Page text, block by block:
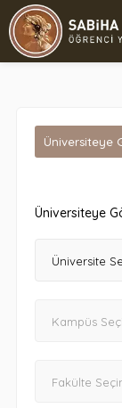
Üniversiteye
Üniversiteye
Üniversite
Kampüs
Fakülte